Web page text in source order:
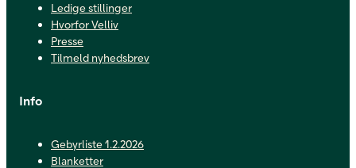
Ledige stillinger
Hvorfor Velliv
Presse
Tilmeld nyhedsbrev
Info
Gebyrliste 1.2.2026
Blanketter